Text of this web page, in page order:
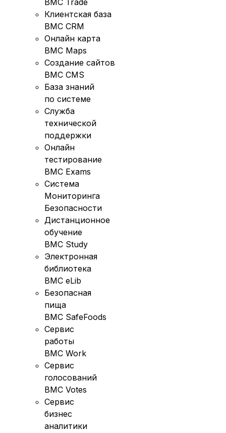
BMC Trade
Клиентская база
BMC CRM
Онлайн карта
BMC Maps
Создание сайтов
BMC CMS
База знаний
по системе
Служба
технической
поддержки
Онлайн
тестирование
BMC Exams
Система
Мониторинга
Безопасности
Дистанционное
обучение
BMC Study
Электронная
библиотека
BMC eLib
Безопасная
пища
BMC SafeFoods
Сервис
работы
BMC Work
Сервис
голосований
BMC Votes
Сервис
бизнес
аналитики